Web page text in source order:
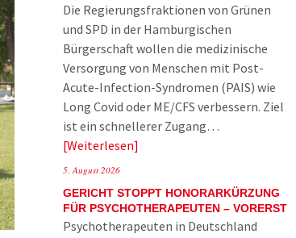
Die Regierungsfraktionen von Grünen
und SPD in der Hamburgischen
Bürgerschaft wollen die medizinische
Versorgung von Menschen mit Post-
Acute-Infection-Syndromen (PAIS) wie
Long Covid oder ME/CFS verbessern. Ziel
ist ein schnellerer Zugang…
Weiterlesen
5. August 2026
GERICHT STOPPT HONORARKÜRZUNG
FÜR PSYCHOTHERAPEUTEN – VORERST
Psychotherapeuten in Deutschland